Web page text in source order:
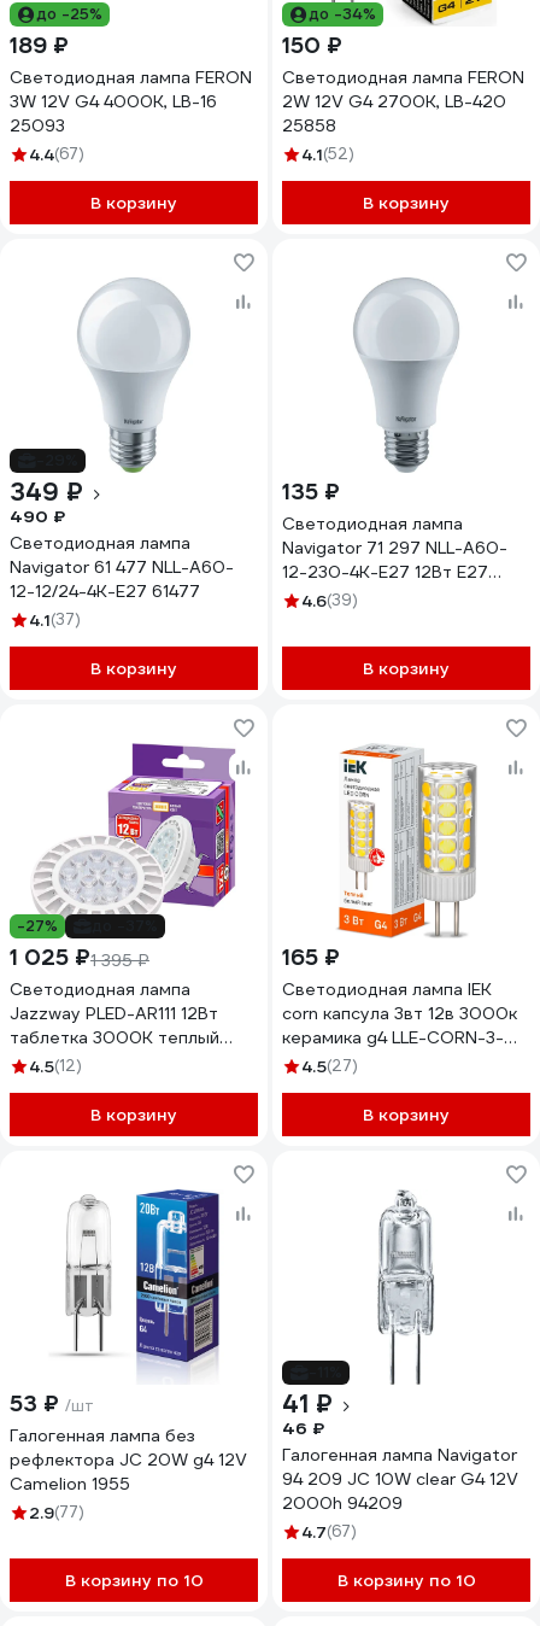
до -25%
189 ₽
Светодиодная лампа FERON
3W 12V G4 4000K, LB-16
25093
4.4(67)
В корзину
до -34%
150 ₽
Светодиодная лампа FERON
2W 12V G4 2700K, LB-420
25858
4.1(52)
В корзину
349 ₽
490 ₽
Светодиодная лампа
Navigator 61 477 NLL-A60-
12-12/24-4K-E27 61477
4.1(37)
В корзину
135 ₽
Светодиодная лампа
Navigator 71 297 NLL-A60-
12-230-4K-E27 12Вт E27
1000лм 176-264В 71297
4.6(39)
В корзину
-27%
1 025 ₽1 395 ₽
Светодиодная лампа
Jazzway PLED-AR111 12Вт
таблетка 3000К теплый
белый G53 960лм 185-265В
4.5(12)
В корзину
165 ₽
Светодиодная лампа IEK
corn капсула 3вт 12в 3000к
керамика g4 LLE-CORN-3-
012-30-G4
4.5(27)
В корзину
53 ₽ /шт
Галогенная лампа без
рефлектора JC 20W g4 12V
Camelion 1955
2.9(77)
В корзину по 10
41 ₽
46 ₽
Галогенная лампа Navigator
94 209 JC 10W clear G4 12V
2000h 94209
4.7(67)
В корзину по 10